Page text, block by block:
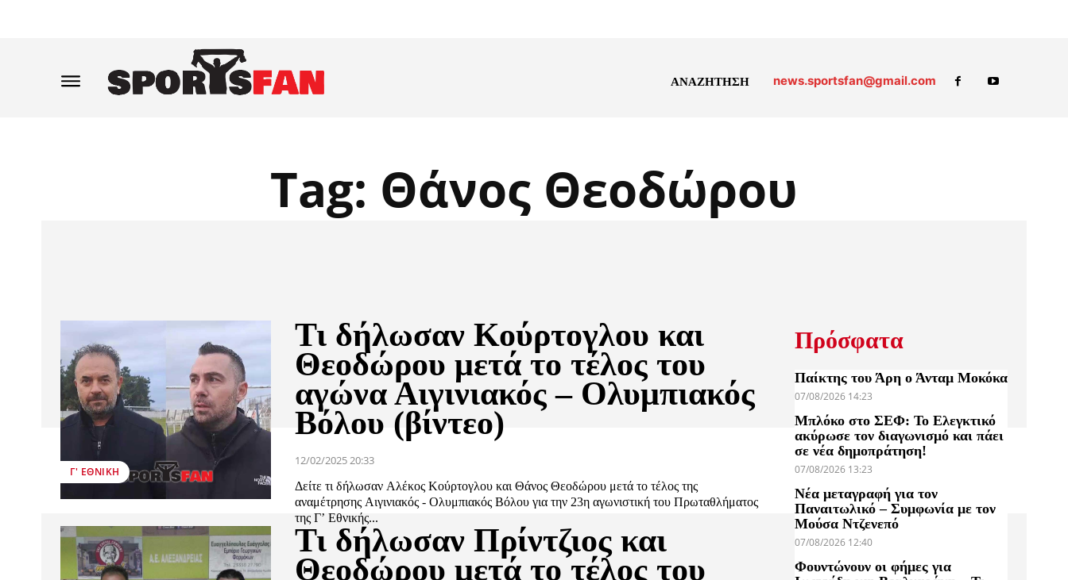
ΑΝΑΖΗΤΗΣΗ news.sportsfan@gmail.com
Tag: Θάνος Θεοδώρου
Γ' ΕΘΝΙΚΉ
Τι δήλωσαν Κούρτογλου και
Θεοδώρου μετά το τέλος του
αγώνα Αιγινιακός – Ολυμπιακός
Βόλου (βίντεο)
12/02/2025 20:33
Δείτε τι δήλωσαν Αλέκος Κούρτογλου και Θάνος Θεοδώρου μετά το τέλος της
αναμέτρησης Αιγινιακός - Ολυμπιακός Βόλου για την 23η αγωνιστική του Πρωταθλήματος
της Γ’ Εθνικής...
Τι δήλωσαν Πρίντζιος και
Θεοδώρου μετά το τέλος του
Πρόσφατα
Παίκτης του Άρη ο Άνταμ Μοκόκα
07/08/2026 14:23
Μπλόκο στο ΣΕΦ: Το Ελεγκτικό
ακύρωσε τον διαγωνισμό και πάει
σε νέα δημοπράτηση!
07/08/2026 13:23
Νέα μεταγραφή για τον
Παναιτωλικό – Συμφωνία με τον
Μούσα Ντζενεπό
07/08/2026 12:40
Φουντώνουν οι φήμες για